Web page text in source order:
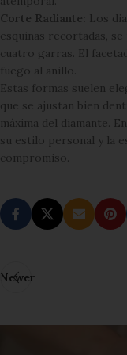
Corte Radiante:
Los
esquinas recortadas,
cuatro garras. El
fuego al anillo.
Estas formas suelen
que se ajustan bien
máxima del diamante.
su estilo personal y la
compromiso.
Newer